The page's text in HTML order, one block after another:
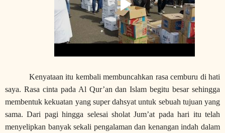
Kenyataan itu kembali membuncahkan rasa cemburu di hati
saya. Rasa cinta pada Al Qur’an dan Islam begitu besar sehingga
membentuk kekuatan yang super dahsyat untuk sebuah tujuan yang
sama. Dari pagi hingga selesai sholat Jum’at pada hari itu telah
menyelipkan banyak sekali pengalaman dan kenangan indah dalam